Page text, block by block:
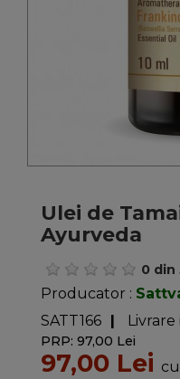
Ulei de
Ayurveda
0din
Producator :
SATT166| Livrare
PRP: 97,00 Lei
97,00 Lei